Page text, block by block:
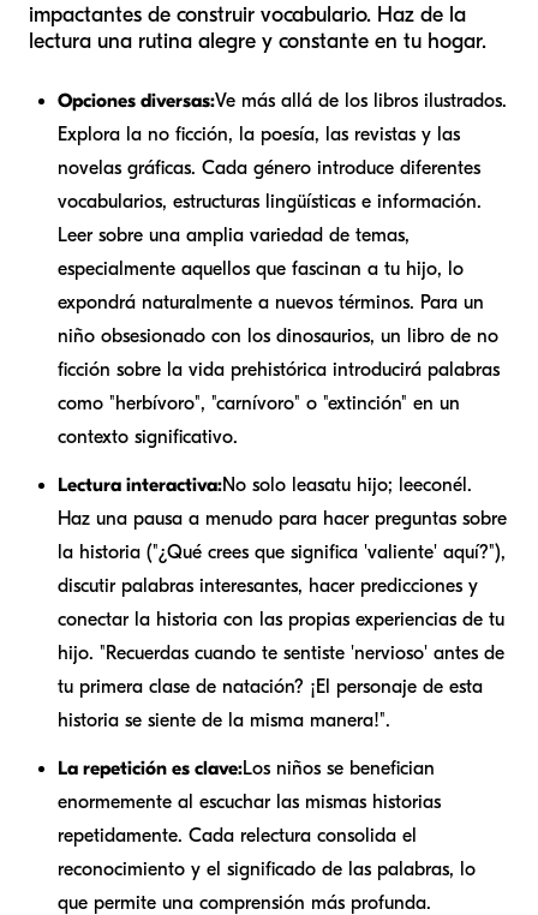
impactantes de construir vocabulario. Haz de la
lectura una rutina alegre y constante en tu hogar.
Opciones diversas:Ve más allá de los libros ilustrados.
Explora la no ficción, la poesía, las revistas y las
novelas gráficas. Cada género introduce diferentes
vocabularios, estructuras lingüísticas e información.
Leer sobre una amplia variedad de temas,
especialmente aquellos que fascinan a tu hijo, lo
expondrá naturalmente a nuevos términos. Para un
niño obsesionado con los dinosaurios, un libro de no
ficción sobre la vida prehistórica introducirá palabras
como "herbívoro", "carnívoro" o "extinción" en un
contexto significativo.
Lectura interactiva:No solo leasatu hijo; leeconél.
Haz una pausa a menudo para hacer preguntas sobre
la historia ("¿Qué crees que significa 'valiente' aquí?"),
discutir palabras interesantes, hacer predicciones y
conectar la historia con las propias experiencias de tu
hijo. "Recuerdas cuando te sentiste 'nervioso' antes de
tu primera clase de natación? ¡El personaje de esta
historia se siente de la misma manera!".
La repetición es clave:Los niños se benefician
enormemente al escuchar las mismas historias
repetidamente. Cada relectura consolida el
reconocimiento y el significado de las palabras, lo
que permite una comprensión más profunda.